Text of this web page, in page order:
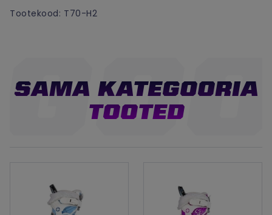
Tootekood: T70-H2
SAMA KATEGOORIA
TOOTED